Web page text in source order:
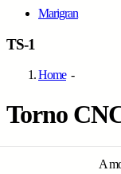
Marigran
TS-1
Home-
Torno
A